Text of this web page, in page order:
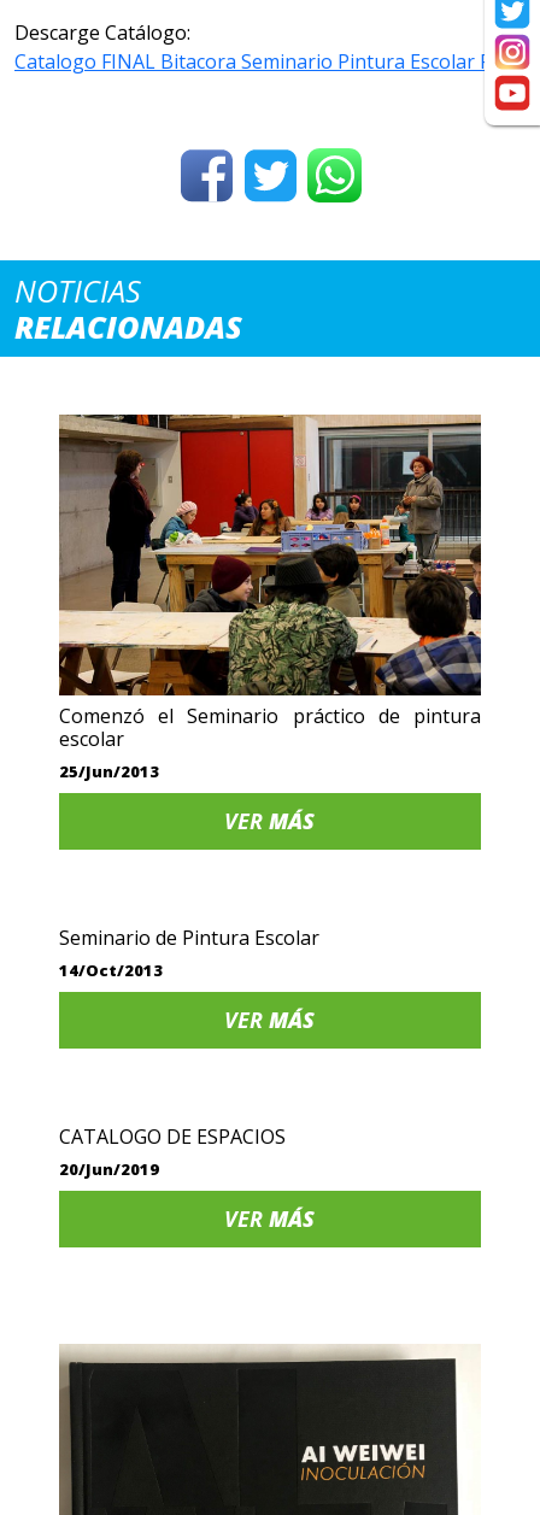
Descarge Catálogo:
Catalogo FINAL Bitacora Seminario Pintura Escolar PLII
NOTICIAS
RELACIONADAS
Comenzó el Seminario práctico de pintura
escolar
25/Jun/2013
VERMÁS
Seminario de Pintura Escolar
14/Oct/2013
VERMÁS
CATALOGO DE ESPACIOS
20/Jun/2019
VERMÁS